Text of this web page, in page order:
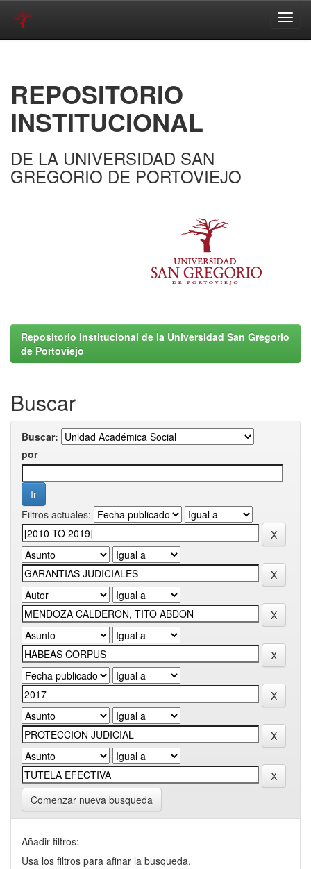
REPOSITORIO
INSTITUCIONAL
DE LA UNIVERSIDAD SAN
GREGORIO DE PORTOVIEJO
Repositorio Institucional de la Universidad San Gregorio
de Portoviejo
Buscar
Buscar:
por
Filtros actuales:
Comenzar nueva busqueda
Añadir filtros:
Usa los filtros para afinar la busqueda.